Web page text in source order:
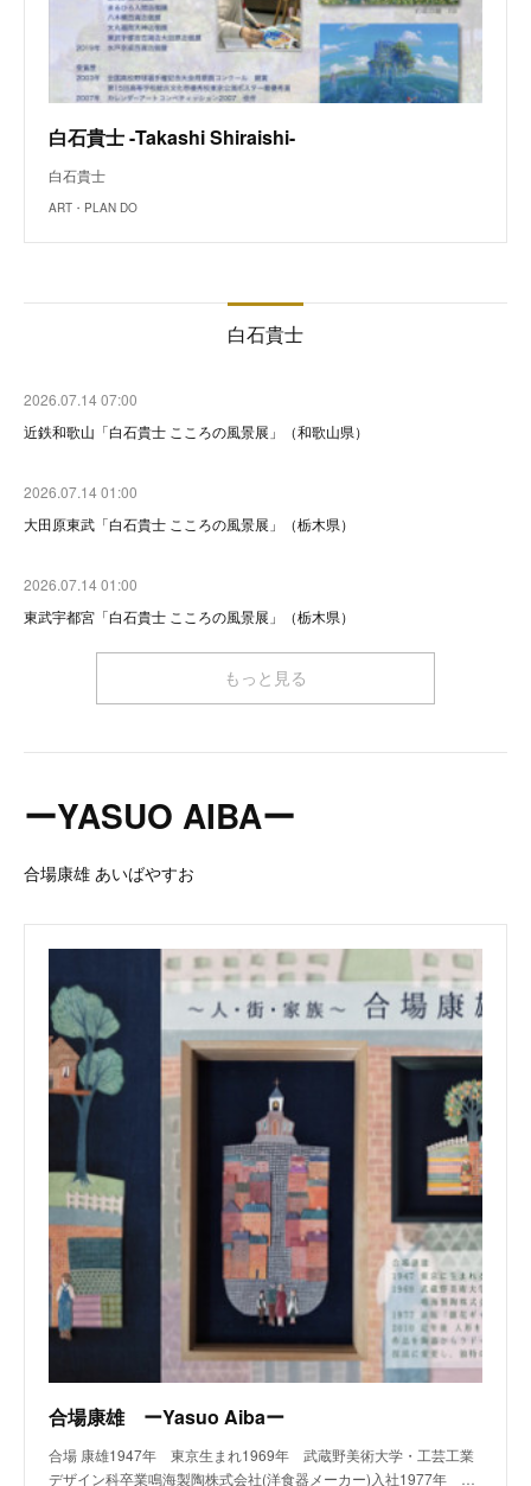
白石貴士 -Takashi Shiraishi-
白石貴士
ART・PLAN DO
白石貴士
2026.07.14 07:00
近鉄和歌山「白石貴士 こころの風景展」（和歌山県）
2026.07.14 01:00
大田原東武「白石貴士 こころの風景展」（栃木県）
2026.07.14 01:00
東武宇都宮「白石貴士 こころの風景展」（栃木県）
もっと見る
ーYASUO AIBAー
合場康雄 あいばやすお
合場康雄 ーYasuo Aibaー
合場 康雄1947年 東京生まれ1969年 武蔵野美術大学・工芸工業
デザイン科卒業鳴海製陶株式会社(洋食器メーカー)入社1977年 …